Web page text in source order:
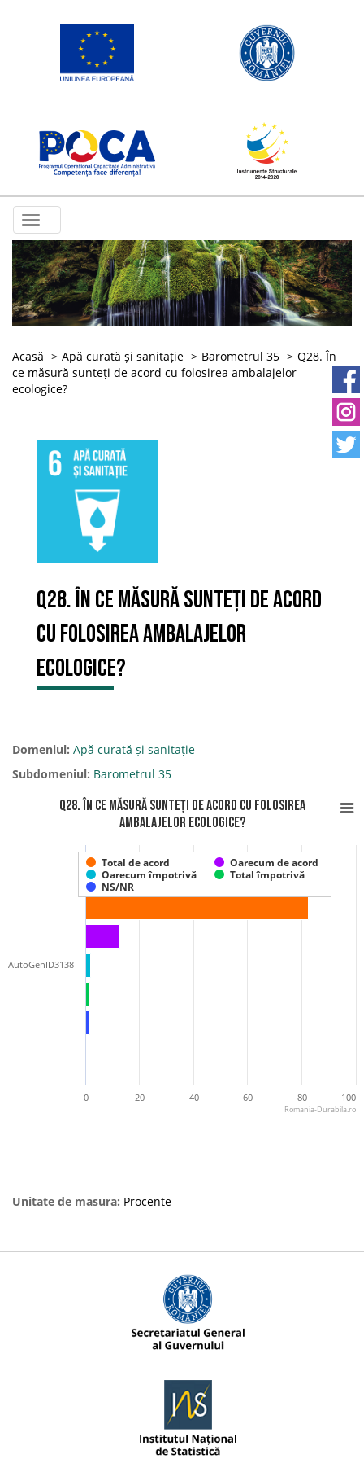
Toggle
navigation
Acasă Apă curată și sanitație Barometrul 35
Q28. În
ce măsură sunteți de acord cu folosirea ambalajelor
ecologice?
Q28. În ce măsură sunteți de acord
cu folosirea ambalajelor
ecologice?
Domeniul: Apă curată și sanitație
Subdomeniul: Barometrul 35
Q28. În ce măsură sunteți de acord cu folosirea
ambalajelor ecologice?
Total de acord
Oarecum de acord
Oarecum împotrivă
Total împotrivă
NS/NR
AutoGenID3138
0 20 40 60 80 100
Romania-Durabila.ro
Unitate de masura: Procente